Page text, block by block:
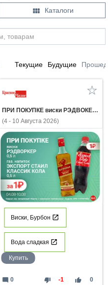
 Каталоги
Текущие Будущие
ПРИ ПОКУПКЕ виски РЭДВОКЕР 0,5л газ напиток ЭКСПОРТ СТАЙЛ КЛАССИК КОЛА 0,5л за 1 рубль
(4 - 10 Августа 2026)
Виски, Бурбон
Вода сладкая
Купить
thumb_down -1 thumb_up 0
mode_comment 0